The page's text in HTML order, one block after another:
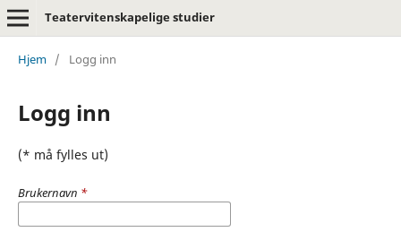
Teatervitenskapelige studier
Hjem / Logg inn
Logg inn
(* må fylles ut)
Brukernavn *